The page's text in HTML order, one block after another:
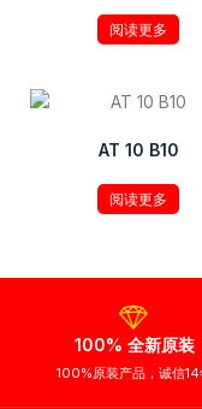
阅读更多
AT 10 B10
阅读更多
100% 全新原装
100%原装产品，诚信14